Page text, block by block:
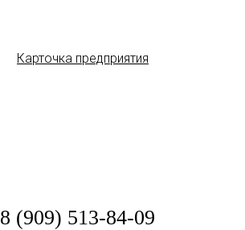
Карточка предприятия
8 (909) 513-84-09